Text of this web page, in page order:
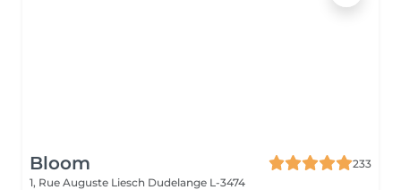
Bloom
233
1, Rue Auguste Liesch Dudelange L-3474